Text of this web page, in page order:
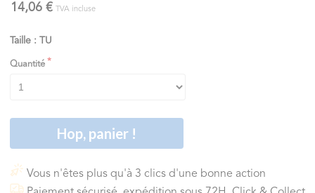
14,06 € TVA incluse
Taille : TU
Quantité
Hop, panier !
Vous n'êtes plus qu'à 3 clics d'une bonne action